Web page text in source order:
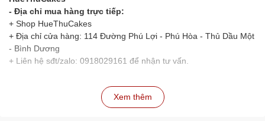
- Địa chỉ mua hàng trực tiếp:
+ Shop HueThuCakes
+ Địa chỉ cửa hàng: 114 Đường Phú Lợi - Phú Hòa - Thủ Dầu Một
- Bình Dương
+ Liên hệ sđt/zalo: 0918029161 để nhận tư vấn.
Xem thêm